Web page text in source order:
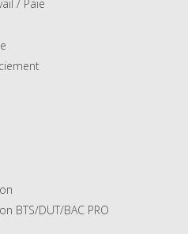
/ Paie
BTS/DUT/BAC PRO